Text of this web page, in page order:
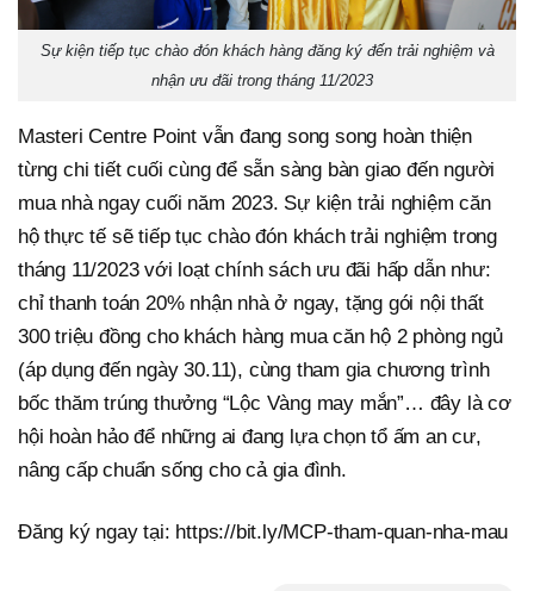
Sự kiện tiếp tục chào đón khách hàng đăng ký đến trải nghiệm và
nhận ưu đãi trong tháng 11/2023
Masteri Centre Point vẫn đang song song hoàn thiện
từng chi tiết cuối cùng để sẵn sàng bàn giao đến người
mua nhà ngay cuối năm 2023. Sự kiện trải nghiệm căn
hộ thực tế sẽ tiếp tục chào đón khách trải nghiệm trong
tháng 11/2023 với loạt chính sách ưu đãi hấp dẫn như:
chỉ thanh toán 20% nhận nhà ở ngay, tặng gói nội thất
300 triệu đồng cho khách hàng mua căn hộ 2 phòng ngủ
(áp dụng đến ngày 30.11), cùng tham gia chương trình
bốc thăm trúng thưởng “Lộc Vàng may mắn”… đây là cơ
hội hoàn hảo để những ai đang lựa chọn tổ ấm an cư,
nâng cấp chuẩn sống cho cả gia đình.
Đăng ký ngay tại: https://bit.ly/MCP-tham-quan-nha-mau